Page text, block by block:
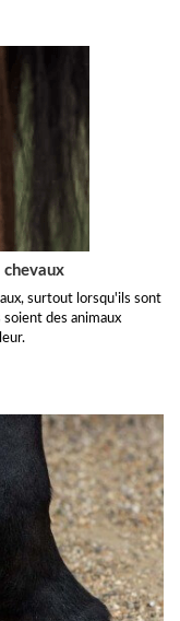
chevaux
surtout lorsqu'ils sont
des animaux